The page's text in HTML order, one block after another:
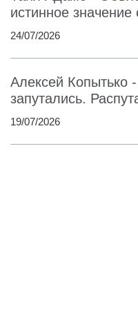
истинное значение
24/07/2026
Алексей Копытько
запутались.
19/07/2026